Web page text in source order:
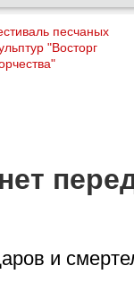
песчаных
"Восторг
и